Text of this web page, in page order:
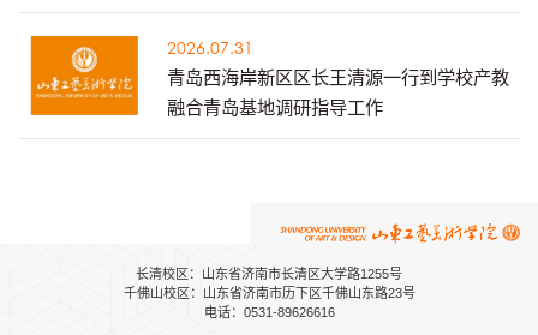
2026.07.31
青岛西海岸新区区长王清源一行到学校产教
融合青岛基地调研指导工作
长清校区：山东省济南市长清区大学路1255号
千佛山校区：山东省济南市历下区千佛山东路23号
电话：0531-89626616